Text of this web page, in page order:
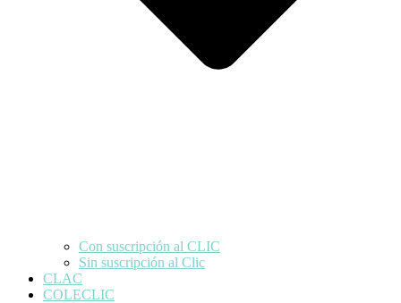
Con suscripción al CLIC
Sin suscripción al Clic
CLAC
COLECLIC